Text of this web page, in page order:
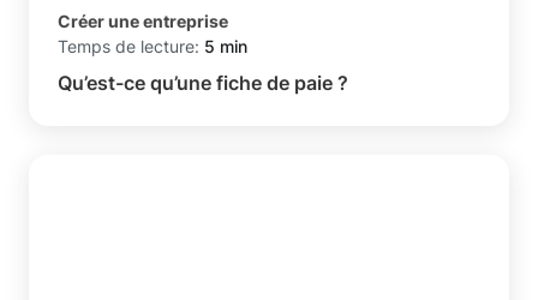
Créer une entreprise
Temps de lecture: 5 min
Qu’est-ce qu’une fiche de paie ?